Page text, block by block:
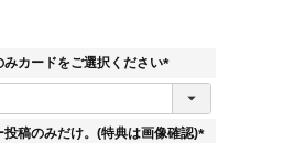
カードをご選択ください
(
須
稿のみだけ。(特典は画像確認)